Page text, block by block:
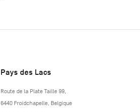
Pays des Lacs
http://www.lepaysdeslacs.be/
Route de la Plate Taille 99,
6440 Froidchapelle, Belgique